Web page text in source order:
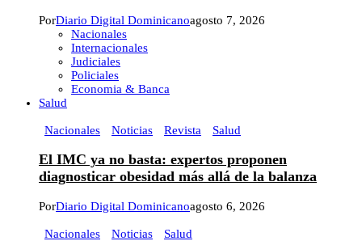
PorDiario Digital Dominicanoagosto 7, 2026
Nacionales
Internacionales
Judiciales
Policiales
Economia & Banca
Salud
Nacionales Noticias Revista Salud
El IMC ya no basta: expertos proponen
diagnosticar obesidad más allá de la balanza
PorDiario Digital Dominicanoagosto 6, 2026
Nacionales Noticias Salud